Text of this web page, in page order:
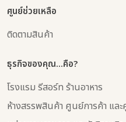
ศูนย์ช่วยเหลือ
ติดตามสินค้า
ธุรกิจของคุณ...คือ?
โรงแรม รีสอร์ท ร้านอาหาร
ห้างสรรพสินค้า ศูนย์การค้า แล